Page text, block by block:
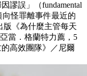
謬誤」（fundamental
向怪罪離事件最近的
版《為什麼主管每天
當．格蘭特力薦，5
高效團隊》／尼爾